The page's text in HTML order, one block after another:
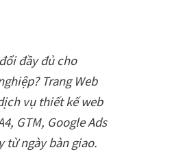
đầy đủ cho
Trang Web
vụ thiết kế web
GTM, Google Ads
từ ngày bàn giao.